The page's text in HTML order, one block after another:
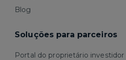
Blog
Soluções para parceiros
Portal do proprietário investidor